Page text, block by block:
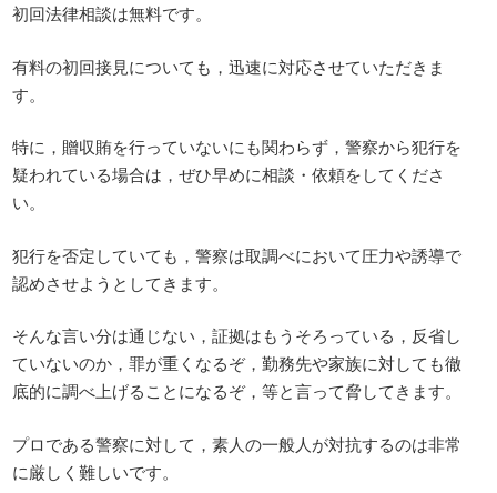
初回法律相談は無料です。
有料の初回接見についても，迅速に対応させていただきま
す。
特に，贈収賄を行っていないにも関わらず，警察から犯行を
疑われている場合は，ぜひ早めに相談・依頼をしてくださ
い。
犯行を否定していても，警察は取調べにおいて圧力や誘導で
認めさせようとしてきます。
そんな言い分は通じない，証拠はもうそろっている，反省し
ていないのか，罪が重くなるぞ，勤務先や家族に対しても徹
底的に調べ上げることになるぞ，等と言って脅してきます。
プロである警察に対して，素人の一般人が対抗するのは非常
に厳しく難しいです。